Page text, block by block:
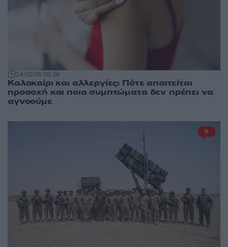
14:0208.08.26
Καλοκαίρι και αλλεργίες: Πότε απαιτείται
προσοχή και ποια συμπτώματα δεν πρέπει να
αγνοούμε
6